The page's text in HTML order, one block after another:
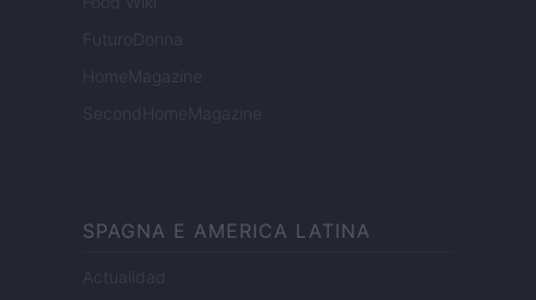
FuturoDonna
HomeMagazine
SecondHomeMagazine
SPAGNA E AMERICA LATINA
Actualidad